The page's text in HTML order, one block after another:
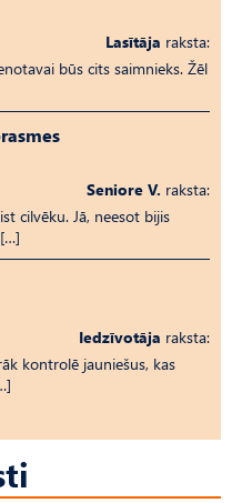
Lasītāja raksta:
būs cits saimnieks. Žēl
Seniore V. raksta:
cilvēku. Jā, neesot bijis
Iedzīvotāja raksta:
kontrolē jauniešus, kas